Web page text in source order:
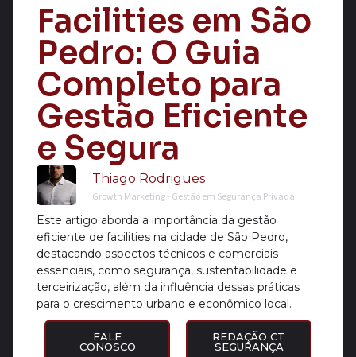
Facilities em São
Pedro: O Guia
Completo para
Gestão Eficiente
e Segura
Thiago Rodrigues
Growth Marketing - Gestão em Segurança Privada
Este artigo aborda a importância da gestão
eficiente de facilities na cidade de São Pedro,
destacando aspectos técnicos e comerciais
essenciais, como segurança, sustentabilidade e
terceirização, além da influência dessas práticas
para o crescimento urbano e econômico local.
FALE
CONOSCO
REDAÇÃO CT
SEGURANÇA